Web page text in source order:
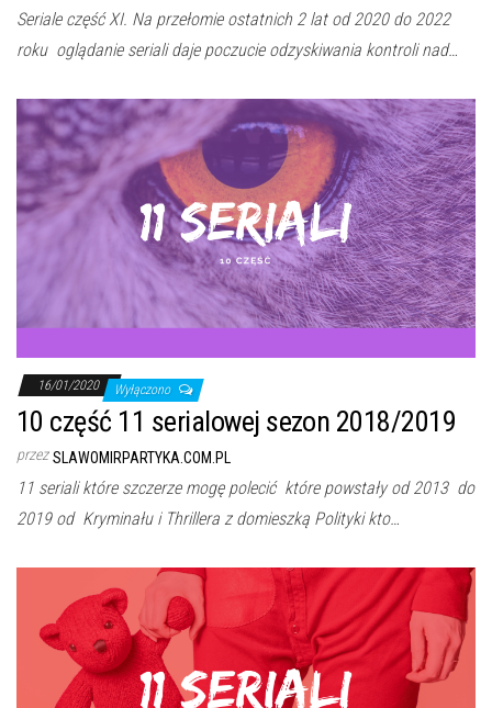
Seriale część XI. Na przełomie ostatnich 2 lat od 2020 do 2022
roku oglądanie seriali daje poczucie odzyskiwania kontroli nad…
16/01/2020 Wyłączono
10 część 11 serialowej sezon 2018/2019
przez SLAWOMIRPARTYKA.COM.PL
11 seriali które szczerze mogę polecić które powstały od 2013 do
2019 od Kryminału i Thrillera z domieszką Polityki kto…